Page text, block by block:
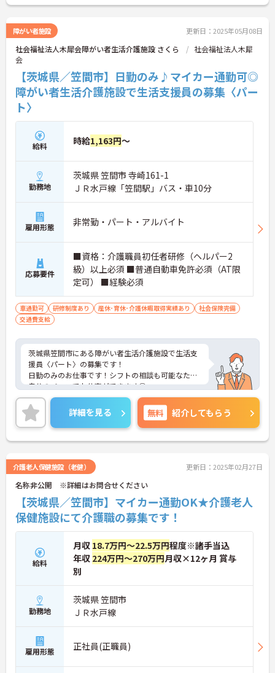
障がい者施設 更新日：2025年05月08日
社会福祉法人木犀会障がい者生活介護施設 さくら
社会福祉法人木犀
会
【茨城県／笠間市】日勤のみ♪マイカー通勤可◎
障がい者生活介護施設で生活支援員の募集〈パー
ト〉
給料 時給1,163円～
勤務地
茨城県 笠間市 寺崎161-1
ＪＲ水戸線「笠間駅」バス・車10分
雇用形態 非常勤・パート・アルバイト
応募要件
■資格：介護職員初任者研修（ヘルパー2
級）以上必須 ■普通自動車免許必須（AT限
定可） ■経験必須
車通勤可 研修制度あり 産休･育休･介護休暇取得実績あり
社会保険完備
交通費支給
茨城県笠間市にある障がい者生活介護施設で生活支
援員〈パート〉の募集です！
日勤のみのお仕事です！シフトの相談も可能なため
自分のペースでお仕事ができます◎
またしっかりとしたフォロー体制で、経験に関わら
ず安心してスタートできます。
こちらの求人にご興味がございましたら面接のポイ
ントもお伝えしますので是非ご応募お待ちしており
ます。
詳細を見る 無料 紹介してもらう
介護老人保健施設（老健） 更新日：2025年02月27日
名称非公開 ※詳細はお問合せください
【茨城県／笠間市】マイカー通勤OK★介護老人
保健施設にて介護職の募集です！
給料
月収 18.7万円～22.5万円程度※諸手当込
年収 224万円～270万円月収×12ヶ月 賞与
別
勤務地
茨城県 笠間市
ＪＲ水戸線
雇用形態 正社員(正職員)